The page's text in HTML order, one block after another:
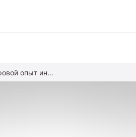
Чему нас учит мировой опыт инклюзии